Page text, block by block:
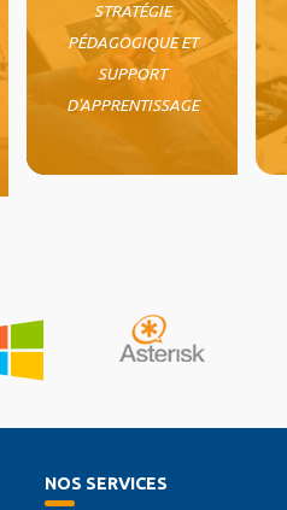
STRATÉGIE
PÉDAGOGIQUE ET
SUPPORT
D'APPRENTISSAGE
NOS SERVICES